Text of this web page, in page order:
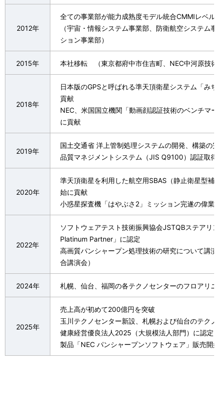
2012年
全ての事業部が能力成熟度モデル統合CMMIレベル
（宇宙・情報システム事業部、防衛航空システム
ション事業部）
2015年 本社移転 （東京都府中市住吉町、NEC中河原技
2018年
日本版のGPSと呼ばれる準天頂衛星システム「み
貢献
NEC、米国国立機関「動画顔認証技術のベンチマ
に貢献
2019年
国土交通省 洋上管制処理システムの開発、構築の
品質マネジメントシステム（JIS Q9100）認証取得
2020年
準天頂衛星を利用した航空用SBAS（静止衛星型補
始に貢献
小惑星探査機「はやぶさ2」ミッション完遂の偉業
2022年
ソフトウェアテスト技術振興協会JSTQBステアリ
Platinum Partner」に認定
高画質パンシャープン処理技術の研究について講
合講演会）
2024年 札幌、仙台、福岡の各テクノセンターのフロアリ
2025年
売上高が初めて200億円を突破
玉川テクノセンター新設、札幌および仙台のテク
健康経営優良法人2025（大規模法人部門）に認定
製品「NEC パンシャープンソフトウェア」販売開